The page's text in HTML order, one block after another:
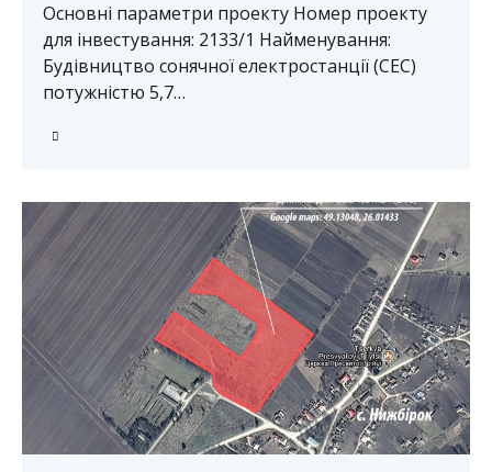
Основні параметри проекту Номер проекту
для інвестування: 2133/1 Найменування:
Будівництво сонячної електростанції (СЕС)
потужністю 5,7…